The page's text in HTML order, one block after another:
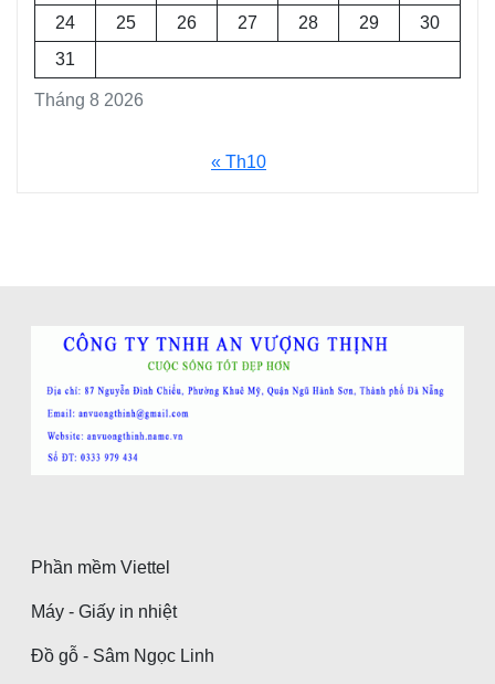
Tháng 8 2026
24
25 26 27 28 29
30
31
« Th10
Phần mềm Viettel
Máy - Giấy in nhiệt
Đồ gỗ - Sâm Ngọc Linh